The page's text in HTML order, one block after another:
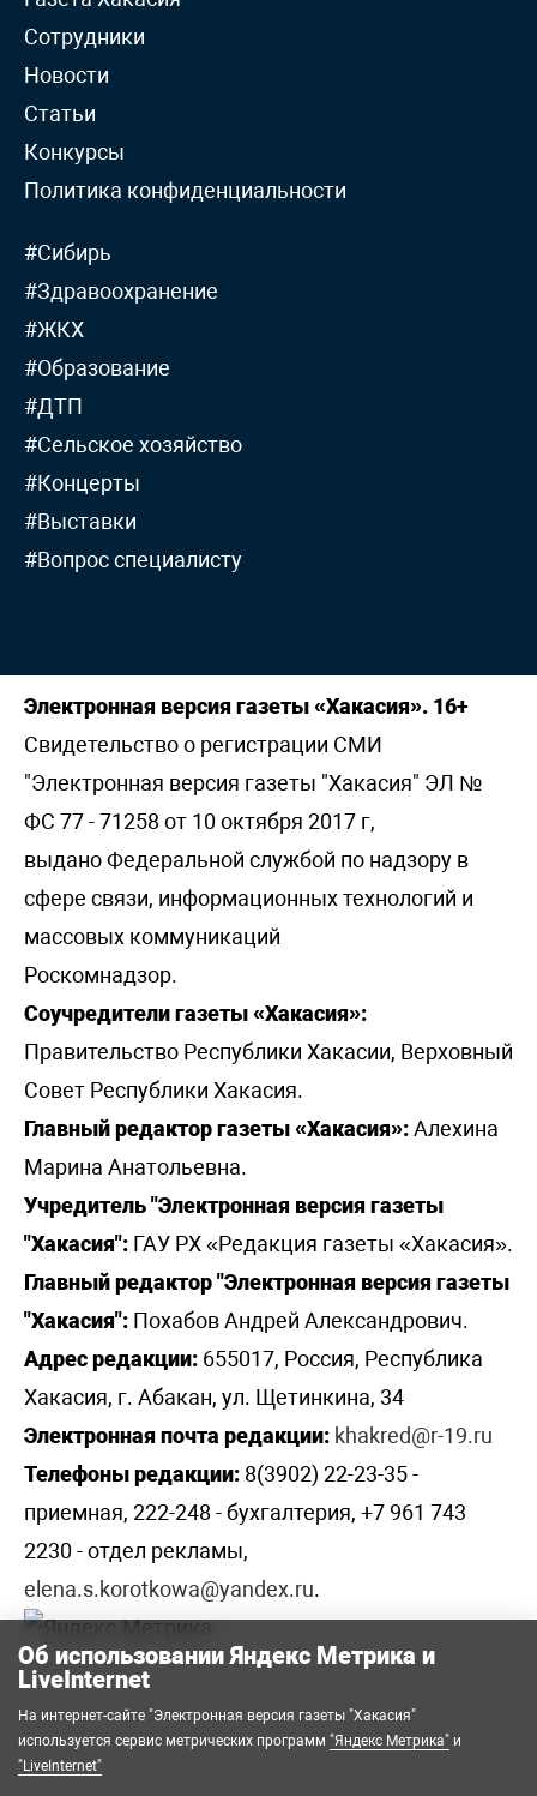
Сотрудники
Новости
Статьи
Конкурсы
Политика конфиденциальности
#Сибирь
#Здравоохранение
#ЖКХ
#Образование
#ДТП
#Сельское хозяйство
#Концерты
#Выставки
#Вопрос специалисту
Электронная версия газеты «Хакасия». 16+
Свидетельство о регистрации СМИ
"Электронная версия газеты "Хакасия" ЭЛ №
ФС 77 - 71258 от 10 октября 2017 г,
выдано Федеральной службой по надзору в
сфере связи, информационных технологий и
массовых коммуникаций
Роскомнадзор.
Соучредители газеты «Хакасия»:
Правительство Республики Хакасии, Верховный
Совет Республики Хакасия.
Главный редактор газеты «Хакасия»:Алехина
Марина Анатольевна.
Учредитель "Электронная версия газеты
"Хакасия": ГАУ РХ «Редакция газеты «Хакасия».
Главный редактор "Электронная версия газеты
"Хакасия": Похабов Андрей Александрович.
Адрес редакции: 655017, Россия, Республика
Хакасия, г. Абакан, ул. Щетинкина, 34
Электронная почта редакции: khakred@r-19.ru
Телефоны редакции: 8(3902) 22-23-35 -
приемная, 222-248 - бухгалтерия, +7 961 743
2230 - отдел рекламы,
elena.s.korotkowa@yandex.ru.
Об использовании Яндекс Метрика и
LiveInternet
На интернет-сайте "Электронная версия газеты "Хакасия"
используется сервис метрических программ "Яндекс Метрика" и
"LiveInternet"